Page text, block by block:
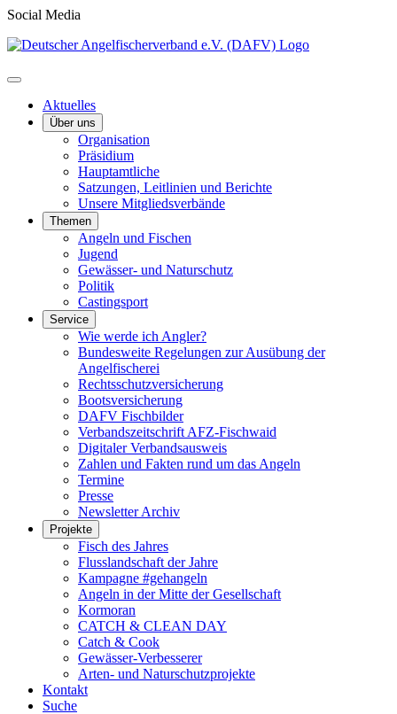
Social Media
Aktuelles
Über uns
Organisation
Präsidium
Hauptamtliche
Satzungen, Leitlinien und Berichte
Unsere Mitgliedsverbände
Themen
Angeln und Fischen
Jugend
Gewässer- und Naturschutz
Politik
Castingsport
Service
Wie werde ich Angler?
Bundesweite Regelungen zur Ausübung der
Angelfischerei
Rechtsschutzversicherung
Bootsversicherung
DAFV Fischbilder
Verbandszeitschrift AFZ-Fischwaid
Digitaler Verbandsausweis
Zahlen und Fakten rund um das Angeln
Termine
Presse
Newsletter Archiv
Projekte
Fisch des Jahres
Flusslandschaft der Jahre
Kampagne #gehangeln
Angeln in der Mitte der Gesellschaft
Kormoran
CATCH & CLEAN DAY
Catch & Cook
Gewässer-Verbesserer
Arten- und Naturschutzprojekte
Kontakt
Suche